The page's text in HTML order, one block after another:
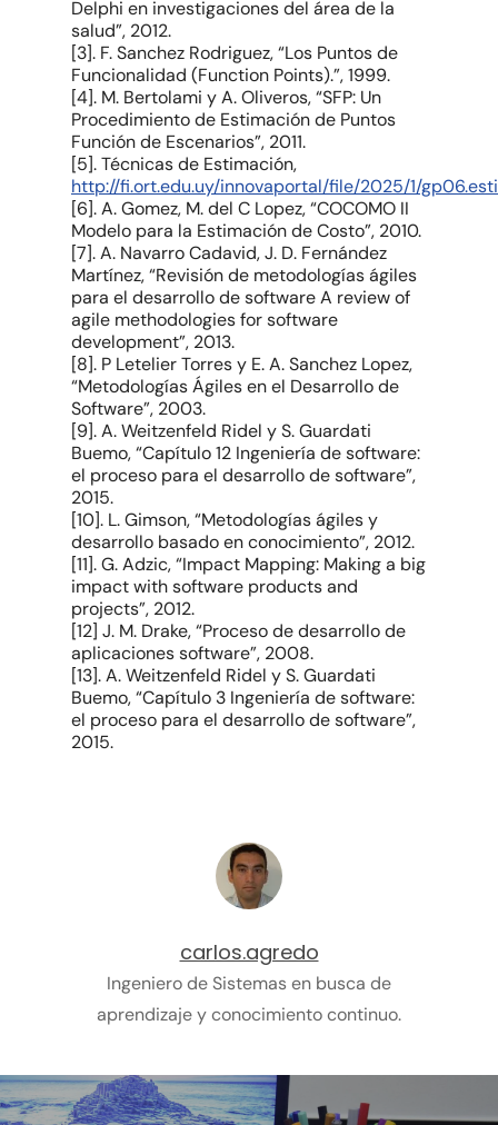
Delphi en investigaciones del área de la
salud”, 2012.
[3]. F. Sanchez Rodriguez, “Los Puntos de
Funcionalidad (Function Points).”, 1999.
[4]. M. Bertolami y A. Oliveros, “SFP: Un
Procedimiento de Estimación de Puntos
Función de Escenarios”, 2011.
[5]. Técnicas de Estimación,
http://fi.ort.edu.uy/innovaportal/file/2025/1/
[6]. A. Gomez, M. del C Lopez, “COCOMO II
Modelo para la Estimación de Costo”, 2010.
[7]. A. Navarro Cadavid, J. D. Fernández
Martínez, “Revisión de metodologías ágiles
para el desarrollo de software A review of
agile methodologies for software
development”, 2013.
[8]. P Letelier Torres y E. A. Sanchez Lopez,
“Metodologías Ágiles en el Desarrollo de
Software”, 2003.
[9]. A. Weitzenfeld Ridel y S. Guardati
Buemo, “Capítulo 12 Ingeniería de software:
el proceso para el desarrollo de software”,
2015.
[10]. L. Gimson, “Metodologías ágiles y
desarrollo basado en conocimiento”, 2012.
[11]. G. Adzic, “Impact Mapping: Making a big
impact with software products and
projects”, 2012.
[12] J. M. Drake, “Proceso de desarrollo de
aplicaciones software”, 2008.
[13]. A. Weitzenfeld Ridel y S. Guardati
Buemo, “Capítulo 3 Ingeniería de software:
el proceso para el desarrollo de software”,
2015.
carlos.agredo
Ingeniero de Sistemas en busca de
aprendizaje y conocimiento continuo.